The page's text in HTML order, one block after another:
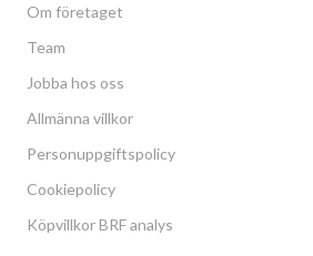
Om företaget
Team
Jobba hos oss
Allmänna villkor
Personuppgiftspolicy
Cookiepolicy
Köpvillkor BRF analys